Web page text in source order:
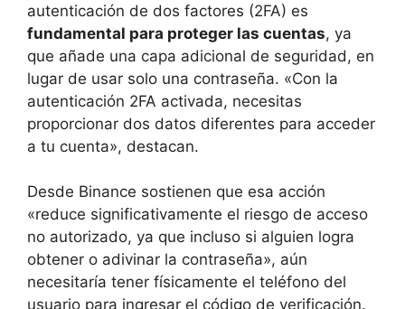
autenticación de dos factores (2FA) es
fundamental para proteger las cuentas, ya
que añade una capa adicional de seguridad, en
lugar de usar solo una contraseña. «Con la
autenticación 2FA activada, necesitas
proporcionar dos datos diferentes para acceder
a tu cuenta», destacan.
Desde Binance sostienen que esa acción
«reduce significativamente el riesgo de acceso
no autorizado, ya que incluso si alguien logra
obtener o adivinar la contraseña», aún
necesitaría tener físicamente el teléfono del
usuario para ingresar el código de verificación.